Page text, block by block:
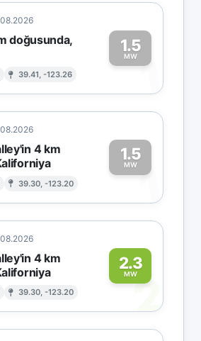
doğusunda,
39.41, -123.26
1.5
MW1
4 km
39.30, -123.20
1.5
MW1
4 km
39.30, -123.20
2.3
MW2